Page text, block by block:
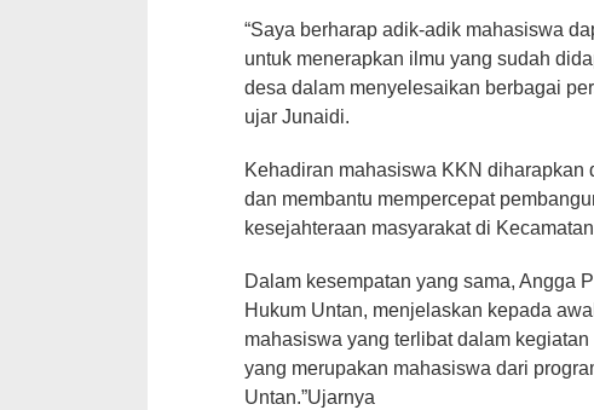
“Saya berharap adik-adik mahasiswa
untuk menerapkan ilmu yang sudah
desa dalam menyelesaikan berbagai
ujar Junaidi.
Kehadiran mahasiswa KKN diharapkan
dan membantu mempercepat
kesejahteraan masyarakat di
Dalam kesempatan yang sama, Angga
Hukum Untan, menjelaskan kepada
mahasiswa yang terlibat dalam
yang merupakan mahasiswa dari
Untan.”Ujarnya